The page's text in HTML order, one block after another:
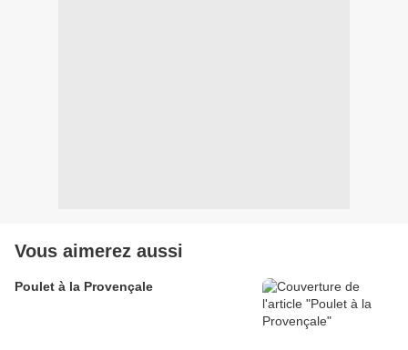
Vous aimerez aussi
Poulet à la Provençale